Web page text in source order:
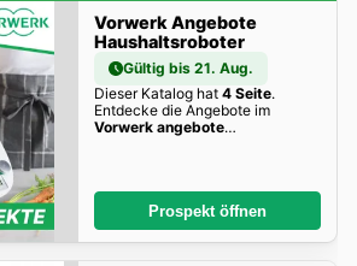
Vorwerk Angebote
Haushaltsroboter
Gültig bis 21. Aug.
Dieser Katalog hat 4 Seite.
Entdecke die Angebote im
Vorwerk angebote
Prospekt öffnen